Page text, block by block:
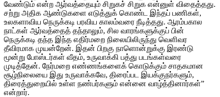
வேண்டும் என்ற ஆர்வத்தையும் சிறுகச் சிறுக என்னுள் விதைத்தது.
சற்று அதிக ஆண்டுகளை எடுத்துக் கொண்ட இந்தப் பணிகள்,
உலகளாவிய நெருக்கடி பரவிய காலம்வரை நீடித்தது. ஆரம்பகால
நாட்கள் ஆர்வத்தைத் தந்தாலும், சில வாரங்களுக்குப் பின்
நெருக்கடி தந்த இந்த எதிர்மறை நிலையிலிருந்து வெளிவர
தீவிரமாக முயன்றேன். இதன் பிறகு நாளொன்றுக்கு இரண்டு
மூன்று போஸ்டர்கள் வீதம், உருவாக்கி பத்து படங்கள்வரை
முடித்தேன். நேர்மறை எண்ணங்களைக் கொடுக்கும் சாதகமான
சூழ்நிலையை இது உருவாக்கவே, திரைப்பட இயக்குநர்களும்,
திரைத்துறையில் உள்ள நண்பர்களும் என்னை வாழ்த்தினார்கள்”
என்றார்.